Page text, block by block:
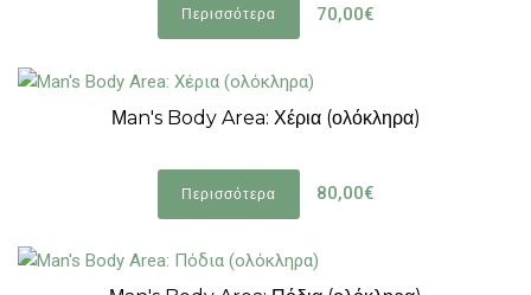
Περισσότερα 70,00€
Μan's Body Area: Χέρια (ολόκληρα)
Περισσότερα 80,00€